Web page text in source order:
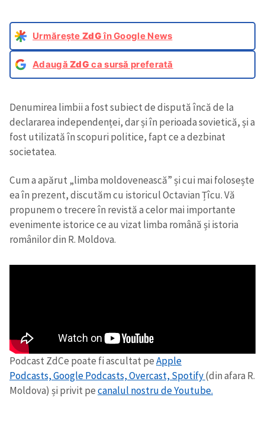
Urmărește ZdGîn Google News
AdaugăZdG ca sursă preferată
Denumirea limbii a fost subiect de dispută încă de la
declararea independenței, dar și în perioada sovietică, și a
fost utilizată în scopuri politice, fapt ce a dezbinat
societatea.
Cum a apărut „limba moldovenească” și cui mai folosește
ea în prezent, discutăm cu istoricul Octavian Țîcu. Vă
propunem o trecere în revistă a celor mai importante
evenimente istorice ce au vizat limba română și istoria
românilor din R. Moldova.
Podcast ZdCe poate fi ascultat peApple
Podcasts,Google Podcasts,Overcast,Spotify(din afara R.
Moldova) și privit pecanalul nostru de Youtube.